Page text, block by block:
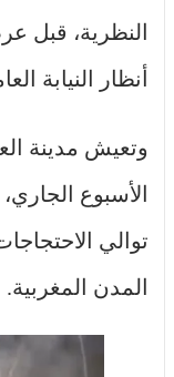
النظرية، قبل
أنظار النيابة
وتعيش مدينة
الأسبوع
توالي
المدن المغربية.